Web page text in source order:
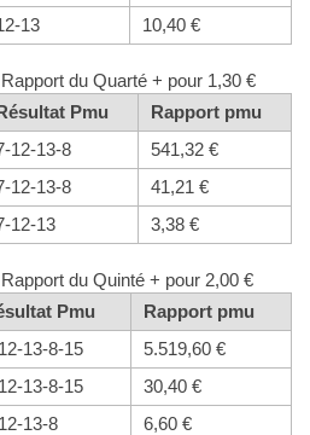
13 10,40 €
du Quarté + pour 1,30 €
Pmu
Rapport pmu
12-13-8
541,32 €
12-13-8
41,21 €
12-13 3,38 €
du Quinté + pour 2,00 €
Pmu
Rapport pmu
13-8-15
5.519,60 €
13-8-15
30,40 €
13-8
6,60 €